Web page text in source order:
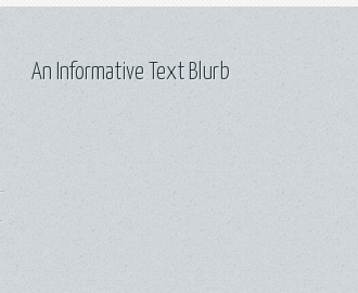
An Informative Text Blurb